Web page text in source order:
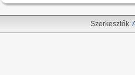
Szerkesztők: